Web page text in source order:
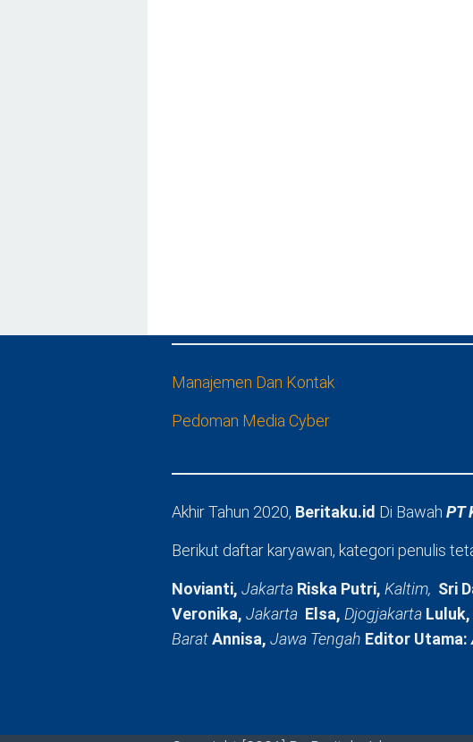
Manajemen Dan Kontak
Pedoman Media Cyber
Akhir Tahun 2020, Beritaku.id Di Bawah PT
Berikut daftar karyawan, kategori penulis
Novianti, Jakarta Riska Putri, Kaltim, Sri
Veronika, Jakarta Elsa, Djogjakarta Luluk,
BaratAnnisa, Jawa Tengah Editor Utama: